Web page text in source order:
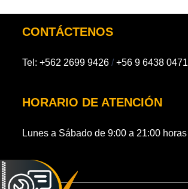
CONTÁCTENOS
Tel: +562 2699 9426 / +56 9 6438 0471
HORARIO DE ATENCIÓN
Lunes a Sábado de 9:00 a 21:00 horas